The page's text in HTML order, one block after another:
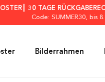
30 TAGE
Code: SUMMER30, bis
Bilderrahmen